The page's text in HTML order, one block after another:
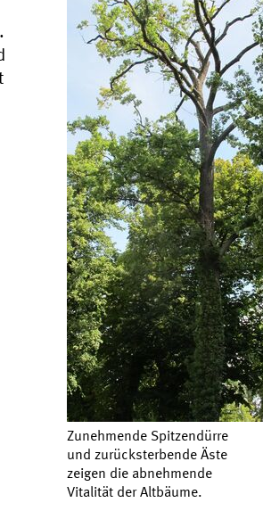
Zunehmende Spitzendürre
und zurücksterbende Äste
zeigen die abnehmende
Vitalität der Altbäume.